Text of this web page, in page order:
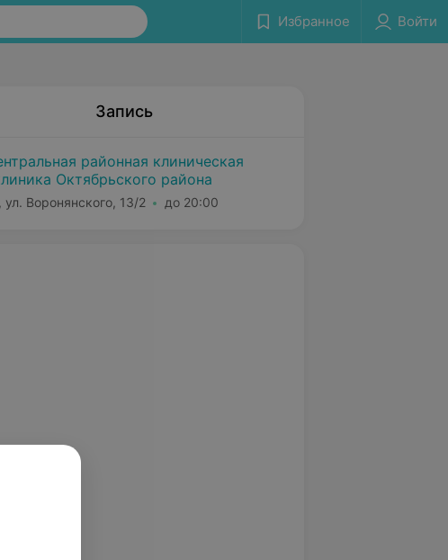
Избранное Войти
Запись
районная клиническая
Октябрьского района
Воронянского, 13/2 до 20:00